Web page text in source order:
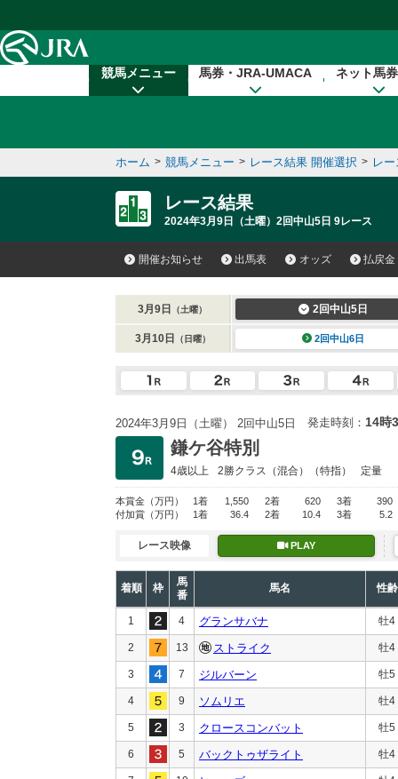
競馬メニュー 馬券・JRA-UMACA ネット馬
ホーム > 競馬メニュー > レース結果 開催選択 > レ
レース結果
2024年3月9日（土曜）2回中山5日 9レース
開催お知らせ 出馬表 オッズ 払戻金
3月9日 （土曜） 2回中山5日
3月10日 （日曜） 2回中山6日
2024年3月9日（土曜） 2回中山5日 発走時刻： 14時
鎌ケ谷特別
4歳以上 2勝クラス （混合）（特指） 定量
本賞金 （万円） 1着 1,550 2着 620 3着
390
付加賞 （万円） 1着 36.4 2着 10.4 3着 5.2
レース映像 PLAY
着順 枠
馬
番
馬名 性齢
1 4 グランサバナ 牡4
2 13 ストライク 牡4
3 7 ジルバーン 牡5
4 9 ソムリエ 牡4
5 3 クロースコンバット 牡5
6 5 バックトゥザライト 牡4